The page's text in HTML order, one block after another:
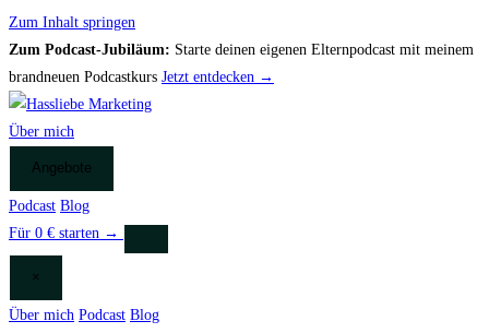
Zum Inhalt springen
Zum Podcast-Jubiläum: Starte deinen eigenen Elternpodcast mit meinem
brandneuen Podcastkurs Jetzt entdecken →
Über mich
Angebote
Podcast Blog
Für 0 € starten →
×
Über mich Podcast Blog